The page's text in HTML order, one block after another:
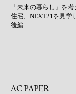
「未来の暮らし」を
住宅、NEXT21を見学
後編
AC PAPER